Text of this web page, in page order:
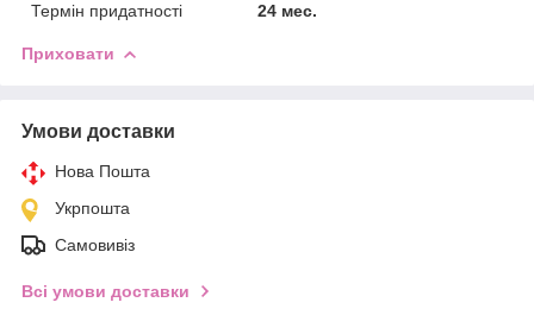
Термін придатності
24 мес.
Приховати
Умови доставки
Нова Пошта
Укрпошта
Самовивіз
Всі умови доставки